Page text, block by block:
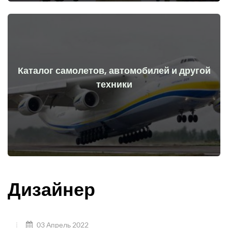
Каталог самолетов, автомобилей и другой
техники
Самолеты, машины, технические средства до и после
начала войны
Перейти
Дизайнер
03 Апрель 2022